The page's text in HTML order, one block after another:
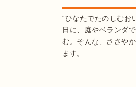
“ひなたでたのしむお
日に、庭やベランダ
む。そんな、ささや
ます。